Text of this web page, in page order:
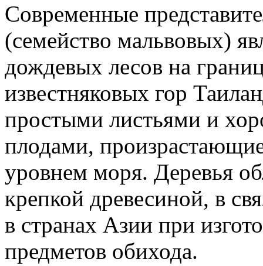
Современные
(семейство мальвовых)
дождевых лесов на
известняковых гор
простыми листьями и
плодами,
уровнем моря. Деревья
крепкой древесиной, в
в странах Азии при
предметов обихода.